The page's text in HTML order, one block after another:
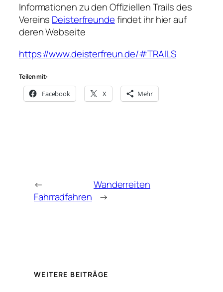
Informationen zu den Offiziellen Trails des
Vereins Deisterfreundefindet ihr hier auf
deren Webseite
https://www.deisterfreun.de/#TRAILS
Teilen mit:
Facebook X Mehr
←
Fahrradfahren
Wanderreiten
→
WEITERE BEITRÄGE